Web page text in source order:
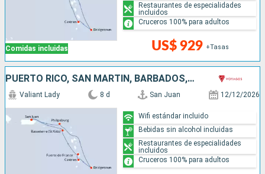
Comidas incluidas US$ 929 +Tasas
Restaurantes de especialidades
incluidos
Cruceros 100% para adultos
PUERTO RICO, SAN MARTÍN, BARBADOS, SANTA LUCIA
Valiant Lady 8 d San Juan 12/12/2026
Wifi estándar incluido
Bebidas sin alcohol incluidas
Restaurantes de especialidades
incluidos
Cruceros 100% para adultos